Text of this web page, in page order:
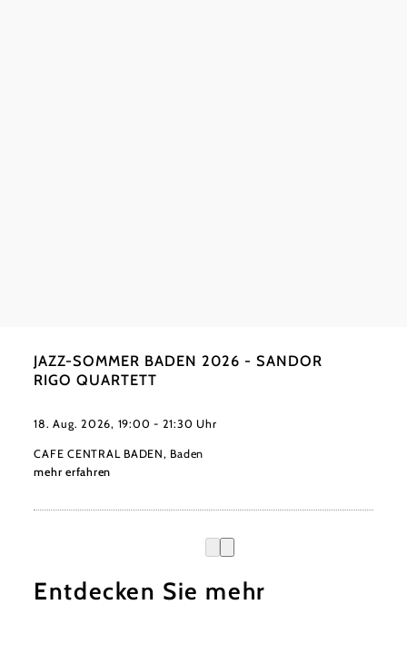
JAZZ-SOMMER BADEN 2026 - SANDOR
RIGO QUARTETT
18. Aug. 2026, 19:00 - 21:30 Uhr
CAFE CENTRAL BADEN, Baden
mehr erfahren
Entdecken Sie mehr